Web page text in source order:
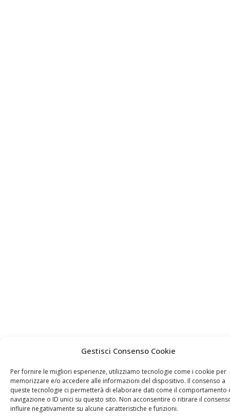
Gestisci Consenso Cookie
Per fornire le migliori esperienze, utilizziamo tecnologie come i cookie per
memorizzare e/o accedere alle informazioni del dispositivo. Il consenso a
queste tecnologie ci permetterà di elaborare dati come il comportamento
navigazione o ID unici su questo sito. Non acconsentire o ritirare il
influire negativamente su alcune caratteristiche e funzioni.